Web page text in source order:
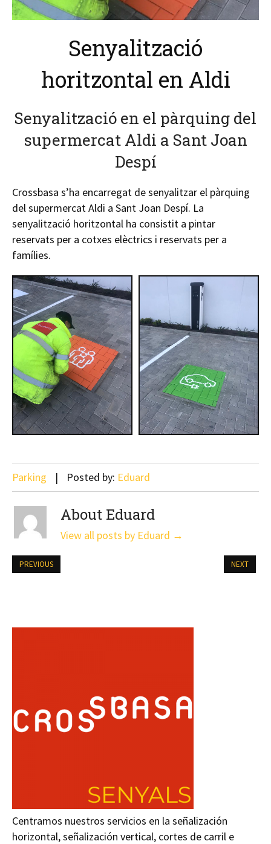
Senyalització
horitzontal en Aldi
Senyalització en el pàrquing del
supermercat Aldi a Sant Joan
Despí
Crossbasa s’ha encarregat de senyalitzar el pàrquing
del supermercat Aldi a Sant Joan Despí. La
senyalització horitzontal ha consistit a pintar
reservats per a cotxes elèctrics i reservats per a
famílies.
Parking Posted by: Eduard
About Eduard
View all posts by Eduard →
PREVIOUS NEXT
Centramos nuestros servicios en la señalización
horizontal, señalización vertical, cortes de carril e